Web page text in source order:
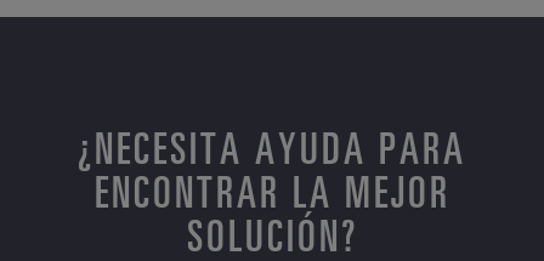
¿NECESITA AYUDA PARA
ENCONTRAR LA MEJOR
SOLUCIÓN?